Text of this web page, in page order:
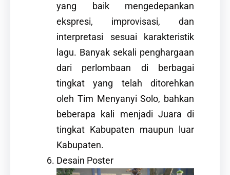
yang baik mengedepankan
ekspresi, improvisasi, dan
interpretasi sesuai karakteristik
lagu. Banyak sekali penghargaan
dari perlombaan di berbagai
tingkat yang telah ditorehkan
oleh Tim Menyanyi Solo, bahkan
beberapa kali menjadi Juara di
tingkat Kabupaten maupun luar
Kabupaten.
Desain Poster